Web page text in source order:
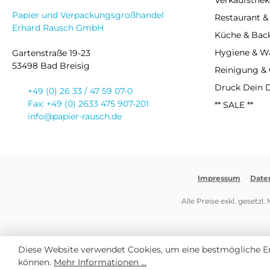
Papier und Verpackungsgroßhandel
Erhard Rausch GmbH
Gartenstraße 19-23
53498 Bad Breisig
+49 (0) 26 33 / 47 59 07-0
Fax: +49 (0) 2633 475 907-201
info@papier-rausch.de
Restaurant
Küche &
Hygiene &
Reinigung &
Druck Dein
** SALE **
Impressum
Alle Preise exkl.
Diese Website verwendet Cookies, um eine bestmögliche
können. Mehr Informationen ...